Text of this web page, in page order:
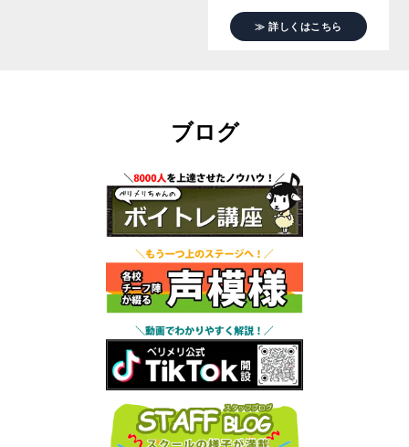
≫ 詳しくはこちら
ブログ